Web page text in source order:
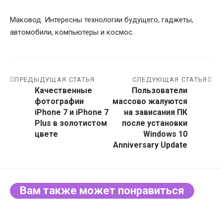
Маковод. Интересны технологии будущего, гаджеты,
автомобили, компьютеры и космос.
ПРЕДЫДУЩАЯ СТАТЬЯ
Качественные
фотографии
iPhone 7 и iPhone 7
Plus в золотистом
цвете
СЛЕДУЮЩАЯ СТАТЬЯ
Пользователи
массово жалуются
на зависания ПК
после установки
Windows 10
Anniversary Update
Вам также может понравиться